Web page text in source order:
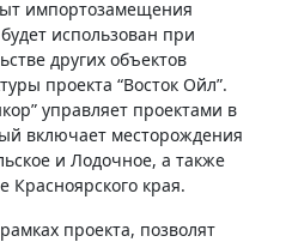
импортозамещения
использован при
других объектов
проекта “Восток Ойл”.
управляет проектами в
включает месторождения
и Лодочное, а также
Красноярского края.
проекта, позволят